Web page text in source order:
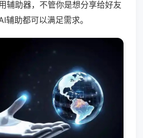
辅助器，不管你是想分享给好友
辅助都可以满足需求。